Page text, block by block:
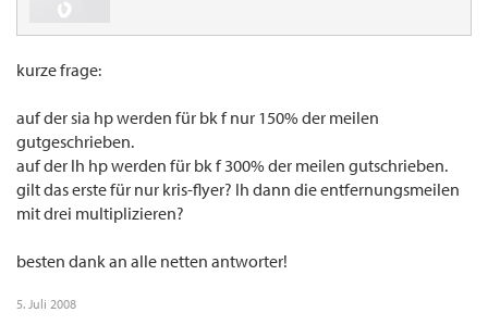
kurze frage:
auf der sia hp werden für bk f nur 150% der meilen
gutgeschrieben.
auf der lh hp werden für bk f 300% der meilen gutschrieben.
gilt das erste für nur kris-flyer? lh dann die entfernungsmeilen
mit drei multiplizieren?
besten dank an alle netten antworter!
5. Juli 2008